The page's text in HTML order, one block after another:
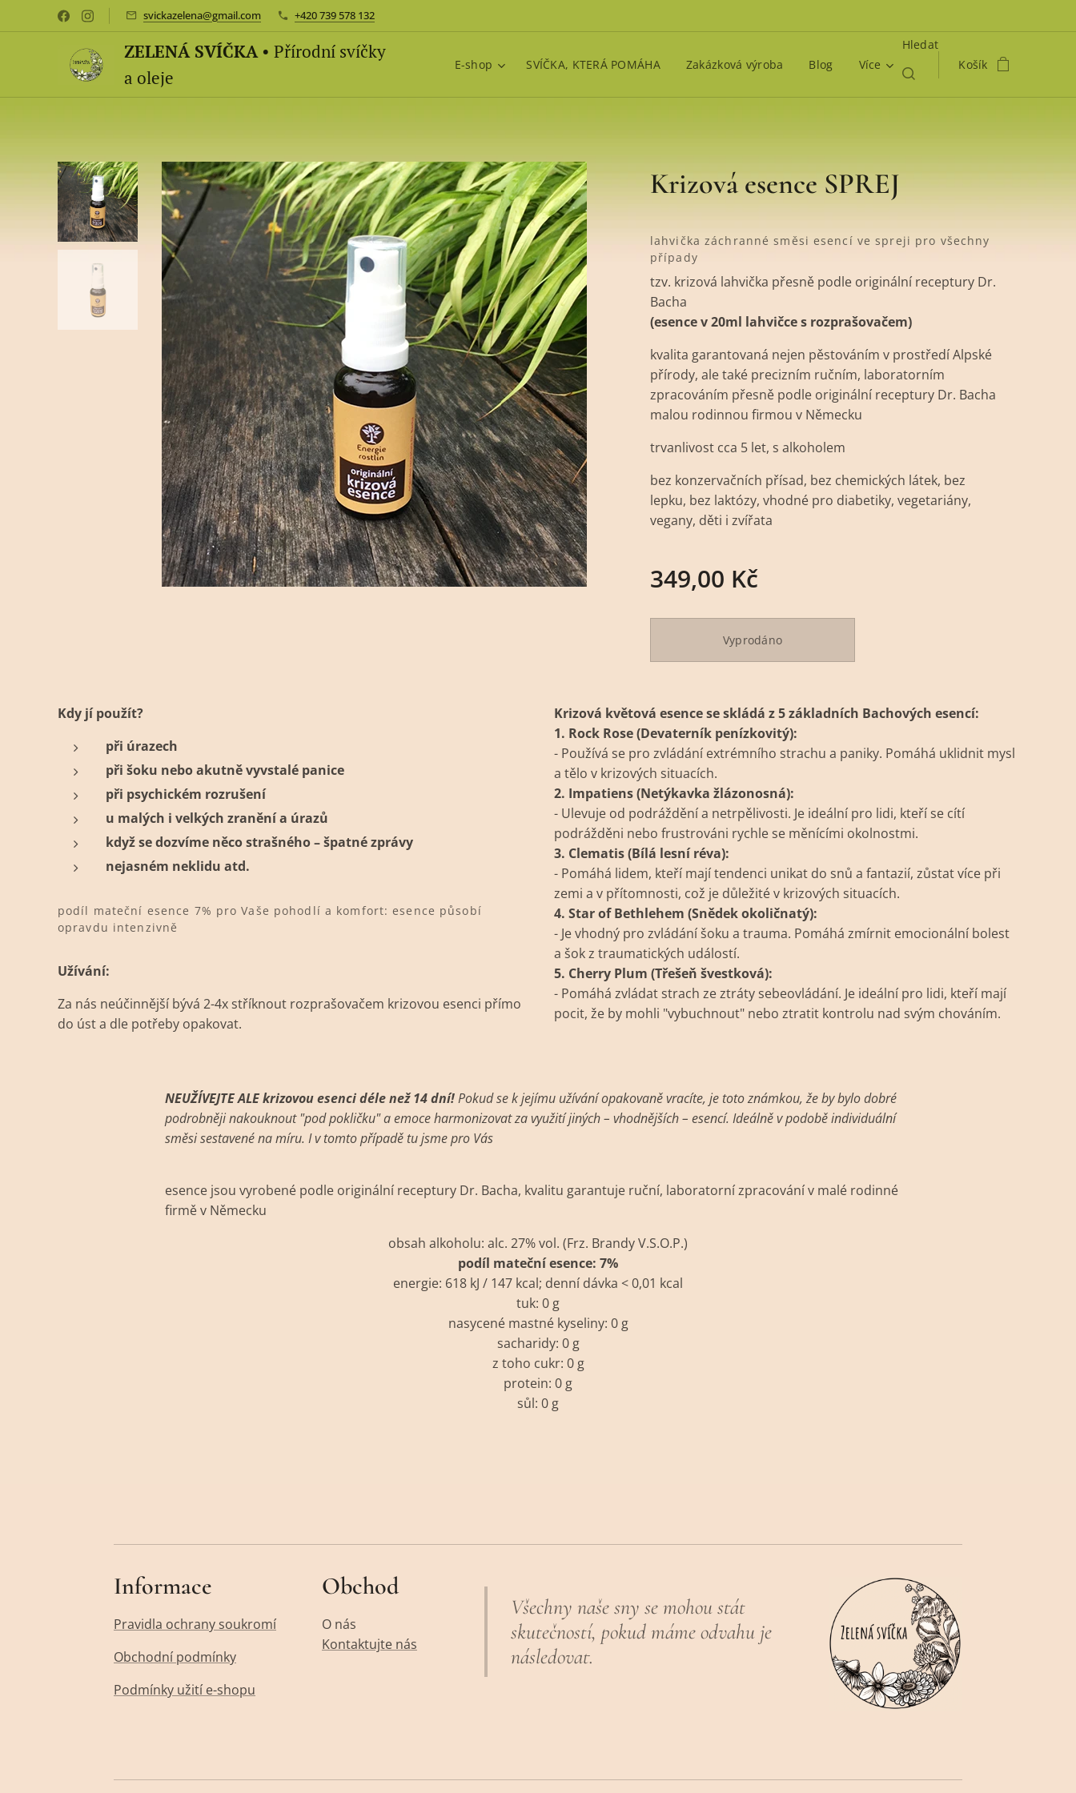
svickazelena@gmail.com +420 739 578 132
ZELENÁ SVÍČKA• Přírodní svíčky
a oleje
E-shop SVÍČKA, KTERÁ POMÁHA Zakázková výroba Blog Více
Hledat
Košík
Krizová esence SPREJ
lahvička záchranné směsi esencí ve spreji pro všechny
případy
tzv. krizová lahvička přesně podle originální receptury Dr.
Bacha
(esence v 20ml lahvičce s rozprašovačem)
kvalita garantovaná nejen pěstováním v prostředí Alpské
přírody, ale také precizním ručním, laboratorním
zpracováním přesně podle originální receptury Dr. Bacha
malou rodinnou firmou v Německu
trvanlivost cca 5 let, s alkoholem
bez konzervačních přísad, bez chemických látek, bez
lepku, bez laktózy, vhodné pro diabetiky, vegetariány,
vegany, děti i zvířata
349,00 Kč
Vyprodáno
Kdy jí použít?
při úrazech
při šoku nebo akutně vyvstalé panice
při psychickém rozrušení
u malých i velkých zranění a úrazů
když se dozvíme něco strašného – špatné zprávy
nejasném neklidu atd.
podíl mateční esence 7% pro Vaše pohodlí a komfort: esence působí
opravdu intenzivně
Užívání:
Za nás neúčinnější bývá 2-4x stříknout rozprašovačem krizovou esenci přímo
do úst a dle potřeby opakovat.
Krizová květová esence se skládá z 5 základních Bachových esencí:
1. Rock Rose (Devaterník penízkovitý):
- Používá se pro zvládání extrémního strachu a paniky. Pomáhá uklidnit mysl
a tělo v krizových situacích.
2. Impatiens (Netýkavka žlázonosná):
- Ulevuje od podráždění a netrpělivosti. Je ideální pro lidi, kteří se cítí
podrážděni nebo frustrováni rychle se měnícími okolnostmi.
3. Clematis (Bílá lesní réva):
- Pomáhá lidem, kteří mají tendenci unikat do snů a fantazií, zůstat více při
zemi a v přítomnosti, což je důležité v krizových situacích.
4. Star of Bethlehem (Snědek okoličnatý):
- Je vhodný pro zvládání šoku a trauma. Pomáhá zmírnit emocionální bolest
a šok z traumatických událostí.
5. Cherry Plum (Třešeň švestková):
- Pomáhá zvládat strach ze ztráty sebeovládání. Je ideální pro lidi, kteří mají
pocit, že by mohli "vybuchnout" nebo ztratit kontrolu nad svým chováním.
NEUŽÍVEJTE ALE krizovou esenci déle než 14 dní!Pokud se k jejímu užívání opakovaně vracíte, je toto známkou, že by bylo dobré
podrobněji nakouknout "pod pokličku" a emoce harmonizovat za využití jiných – vhodnějších – esencí. Ideálně v podobě individuální
směsi sestavené na míru. I v tomto případě tu jsme pro Vás
esence jsou vyrobené podle originální receptury Dr. Bacha, kvalitu garantuje ruční, laboratorní zpracování v malé rodinné
firmě v Německu
obsah alkoholu: alc. 27% vol. (Frz. Brandy V.S.O.P.)
podíl mateční esence: 7%
energie: 618 kJ / 147 kcal; denní dávka < 0,01 kcal
tuk: 0 g
nasycené mastné kyseliny: 0 g
sacharidy: 0 g
z toho cukr: 0 g
protein: 0 g
sůl: 0 g
Informace
Pravidla ochrany soukromí
Obchodní podmínky
Podmínky užití e-shopu
Obchod
O nás
Kontaktujte nás
Všechny naše sny se mohou stát
skutečností, pokud máme odvahu je
následovat.